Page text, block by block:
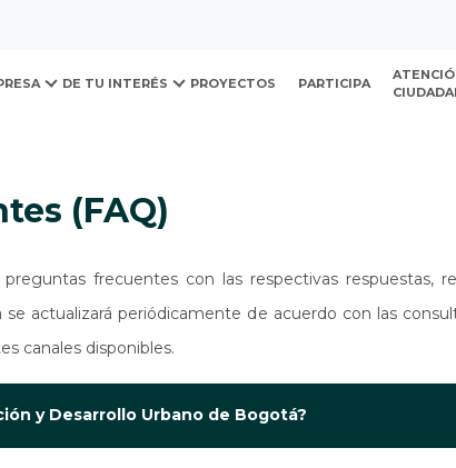
y Desarrollo Urbano
DE TU INTERÉS PROYECTOS PARTICIPA
(FAQ)
frecuentes con las respectivas respuestas,
actualizará periódicamente de acuerdo con las
canales disponibles.
y Desarrollo Urbano de Bogotá?